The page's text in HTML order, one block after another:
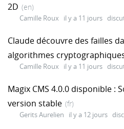
2D (en)
Camille Roux il y a 11 jours
Claude découvre des failles
algorithmes
Camille Roux il y a 11 jours
Magix CMS 4.0.0 disponible :
version stable (fr)
Gerits Aurelien il y a 12 jours